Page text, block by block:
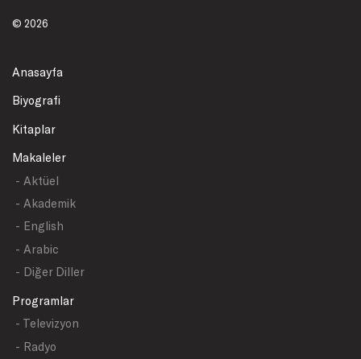
© 2026
Anasayfa
Biyografi
Kitaplar
Makaleler
- Aktüel
- Akademik
- English
- Arabic
- Diğer Diller
Programlar
- Televizyon
- Radyo